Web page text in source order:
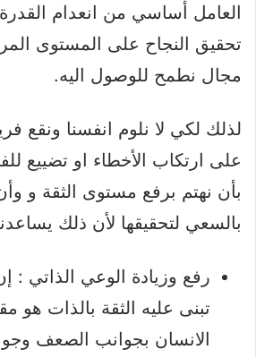
العامل أساسي من انعدام
تحقيق النجاح على المستوى
مجال نطمح للوصول اليه.
لذلك لكي لا نلوم انفسنا ونقع
على ارتكاب الأخطاء او تضييع
بأن نهتم برفع مستوى الثقة و
بالسعي لتحقيقها لأن ذلك
رفع وزيادة الوعي الذاتي :
تبنى عليه الثقة بالذات هو
الانسان بجوانب الصعف